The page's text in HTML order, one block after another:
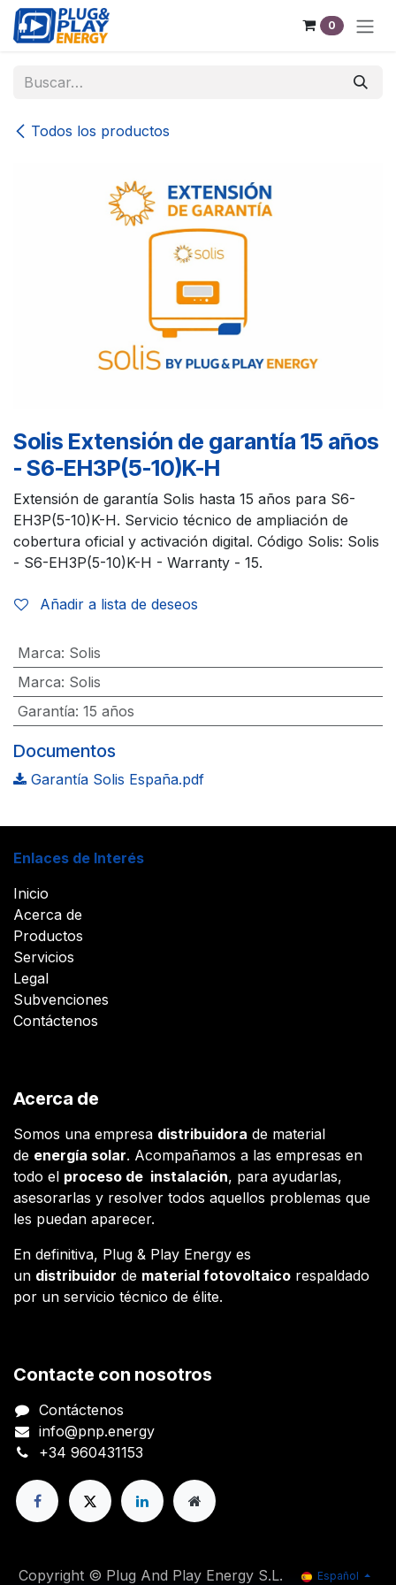
Ir al contenido
0
Todos los productos
Solis Extensión de garantía 15 años
- S6-EH3P(5-10)K-H
Extensión de garantía Solis hasta 15 años para S6-
EH3P(5-10)K-H. Servicio técnico de ampliación de
cobertura oficial y activación digital. Código Solis: Solis
- S6-EH3P(5-10)K-H - Warranty - 15.
Añadir a lista de deseos
Marca: Solis
Marca: Solis
Garantía: 15 años
Documentos
Garantía Solis España.pdf
Enlaces de Interés
Inicio
Acerca de
Productos
Servicios
Legal
Subvenciones
Contáctenos
Acerca de
Somos una empresa distribuidora de material
de energía solar. Acompañamos a las empresas en
todo el proceso de instalación, para ayudarlas,
asesorarlas y resolver todos aquellos problemas que
les puedan aparecer.
En definitiva, Plug & Play Energy es
un distribuidor de material fotovoltaico respaldado
por un servicio técnico de élite.
Contacte con nosotros
Contáctenos
info@pnp.energy
+34 960431153
Copyright © Plug And Play Energy S.L. Español